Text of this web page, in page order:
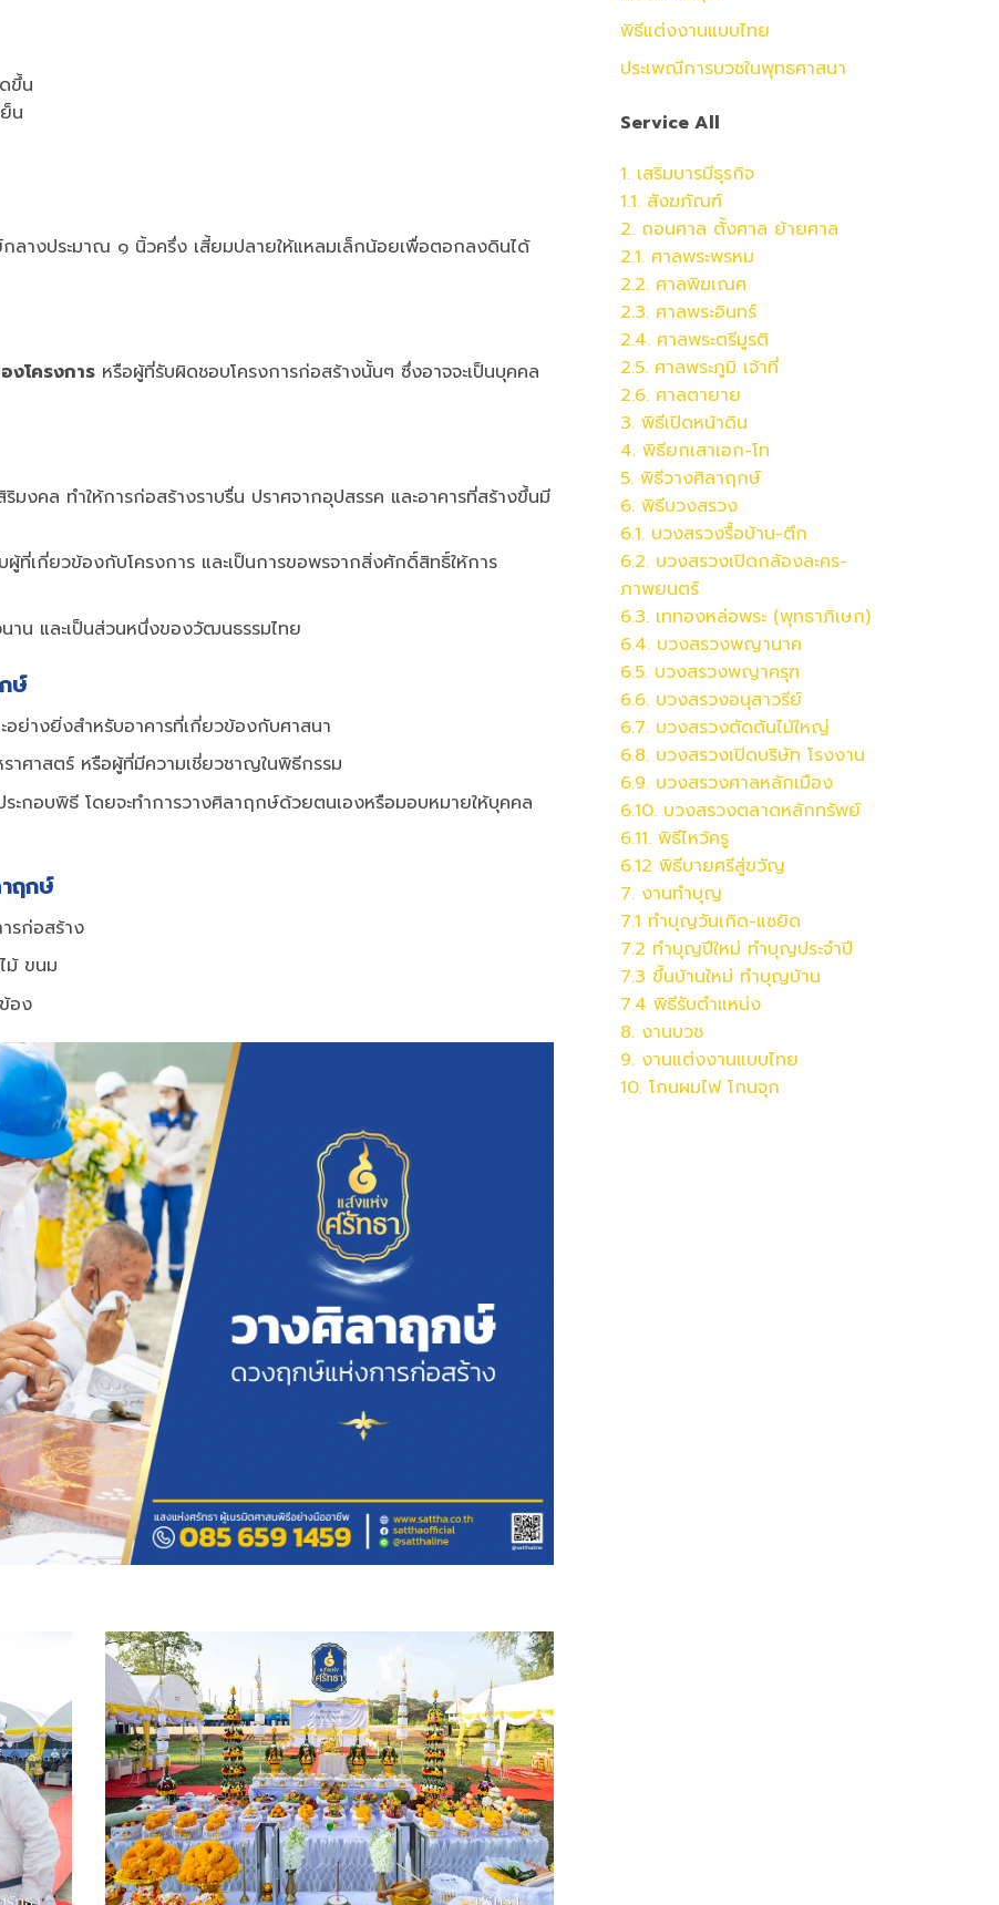
ขึ้น
น
ลางประมาณ ๑ นิ้วครึ่ง เสี้ยมปลายให้แหลมเล็กน้อยเพื่อตอกลงดินได้
งโครงการ หรือผู้ที่รับผิดชอบโครงการก่อสร้างนั้นๆ ซึ่งอาจจะเป็นบุคคล
มงคล ทำให้การก่อสร้างราบรื่น ปราศจากอุปสรรค และอาคารที่สร้างขึ้นมี
ผู้ที่เกี่ยวข้องกับโครงการ และเป็นการขอพรจากสิ่งศักดิ์สิทธิ์ให้การ
น และเป็นส่วนหนึ่งของวัฒนธรรมไทย
ษ์
ย่างยิ่งสำหรับอาคารที่เกี่ยวข้องกับศาสนา
าศาสตร์ หรือผู้ที่มีความเชี่ยวชาญในพิธีกรรม
ะกอบพิธี โดยจะทำการวางศิลาฤกษ์ด้วยตนเองหรือมอบหมายให้บุคคล
ฤกษ์
รก่อสร้าง
ม้ ขนม
อง
พิธีแต่งงานแบบไทย
ประเพณีการบวชในพุทธศาสนา
Service All
1. เสริมบารมีธุรกิจ
1.1. สังฆภัณฑ์
2. ถอนศาล ตั้งศาล ย้ายศาล
2.1. ศาลพระพรหม
2.2. ศาลพิฆเณศ
2.3. ศาลพระอินทร์
2.4. ศาลพระตรีมูรติ
2.5. ศาลพระภูมิ เจ้าที่
2.6. ศาลตายาย
3. พิธีเปิดหน้าดิน
4. พิธียกเสาเอก-โท
5. พิธีวางศิลาฤกษ์
6. พิธีบวงสรวง
6.1. บวงสรวงรื้อบ้าน-ตึก
6.2. บวงสรวงเปิดกล้องละคร-
ภาพยนตร์
6.3. เททองหล่อพระ (พุทธาภิเษก)
6.4. บวงสรวงพญานาค
6.5. บวงสรวงพญาครุฑ
6.6. บวงสรวงอนุสาวรีย์
6.7. บวงสรวงตัดต้นไม้ใหญ่
6.8. บวงสรวงเปิดบริษัท โรงงาน
6.9. บวงสรวงศาลหลักเมือง
6.10. บวงสรวงตลาดหลักทรัพย์
6.11. พิธีไหว้ครู
6.12 พิธีบายศรีสู่ขวัญ
7. งานทำบุญ
7.1 ทำบุญวันเกิด-แซยิด
7.2 ทำบุญปีใหม่ ทำบุญประจำปี
7.3 ขึ้นบ้านใหม่ ทำบุญบ้าน
7.4 พิธีรับตำแหน่ง
8. งานบวช
9. งานแต่งงานแบบไทย
10. โกนผมไฟ โกนจุก